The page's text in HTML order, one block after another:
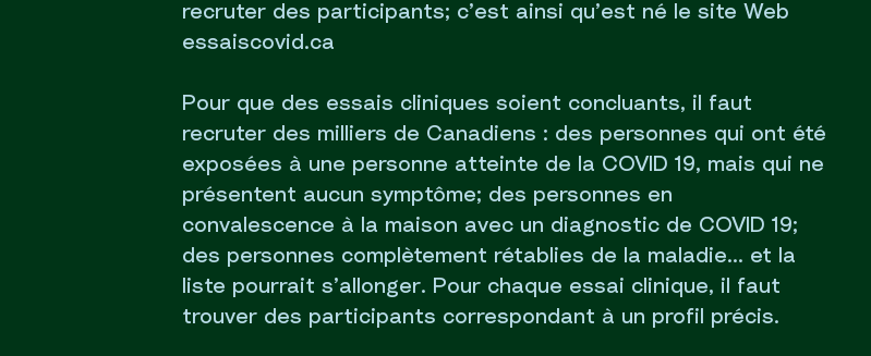
recruter des participants; c’est ainsi qu’est né le site Web
essaiscovid.ca
Pour que des essais cliniques soient concluants, il faut
recruter des milliers de Canadiens : des personnes qui ont été
exposées à une personne atteinte de la COVID 19, mais qui ne
présentent aucun symptôme; des personnes en
convalescence à la maison avec un diagnostic de COVID 19;
des personnes complètement rétablies de la maladie… et la
liste pourrait s’allonger. Pour chaque essai clinique, il faut
trouver des participants correspondant à un profil précis.